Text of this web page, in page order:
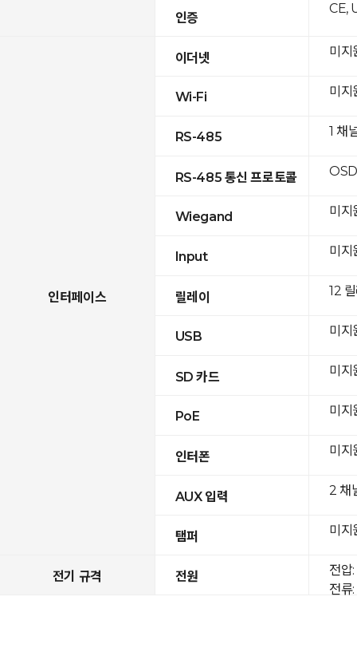
인증
인터페이스
이더넷
Wi-Fi
RS-485
RS-485 통신 프로토콜
Wiegand
Input
릴레이
USB
SD 카드
PoE
인터폰
AUX 입력
탬퍼
전기 규격 전원
CE,
미지
미지
1 채
미지
미지
12
미지
미지
미지
미지
2 채
미지
전압
전류